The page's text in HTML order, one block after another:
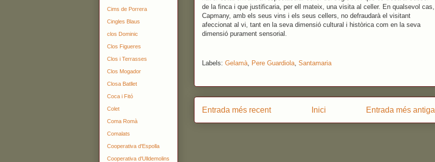
de la finca i que justificaria, per ell mateix, una visita al celler. En qualsevol cas,
Capmany, amb els seus vins i els seus cellers, no defraudarà el visitant
afeccionat al vi, tant en la seva dimensió cultural i històrica com en la seva
dimensió purament sensorial.
Labels: Gelamà Pere Guardiola Santamaria
Entrada més recent Entrada més antiga
Inici
Cims de Porrera
Cingles Blaus
clos Dominic
Clos Figueres
Clos i Terrasses
Clos Mogador
Closa Batllet
Coca i Fitó
Colet
Coma Romà
Comalats
Cooperativa d'Espolla
Cooperativa d'Ulldemolins